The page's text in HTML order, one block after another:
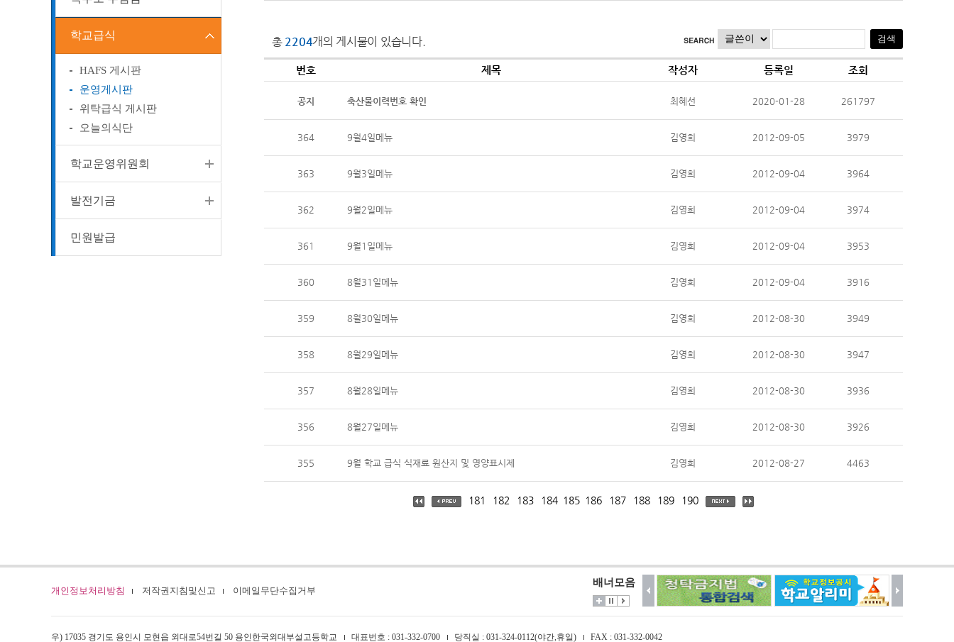
학교급식
HAFS 게시판
운영게시판
위탁급식 게시판
오늘의식단
학교운영위원회
발전기금
민원발급
총 2204개의 게시물이 있습니다.
번호 제목 작성자 등록일 조회
공지 축산물이력번호 확인 최혜선 2020-01-28 261797
364 9월4일메뉴 김영희 2012-09-05 3979
363 9월3일메뉴 김영희 2012-09-04 3964
362 9월2일메뉴 김영희 2012-09-04 3974
361 9월1일메뉴 김영희 2012-09-04 3953
360 8월31일메뉴 김영희 2012-09-04 3916
359 8월30일메뉴 김영희 2012-08-30 3949
358 8월29일메뉴 김영희 2012-08-30 3947
357 8월28일메뉴 김영희 2012-08-30 3936
356 8월27일메뉴 김영희 2012-08-30 3926
355 9월 학교 급식 식재료 원산지 및 영양표시제 김영희 2012-08-27 4463
181 182 183 184 185 186 187 188 189 190
개인정보처리방침 저작권지침및신고 이메일무단수집거부
우) 17035 경기도 용인시 모현읍 외대로54번길 50 용인한국외대부설고등학교 대표번호 : 031-332-0700 당직실 : 031-324-0112(야간,휴일) FAX : 031-332-0042
배너모음